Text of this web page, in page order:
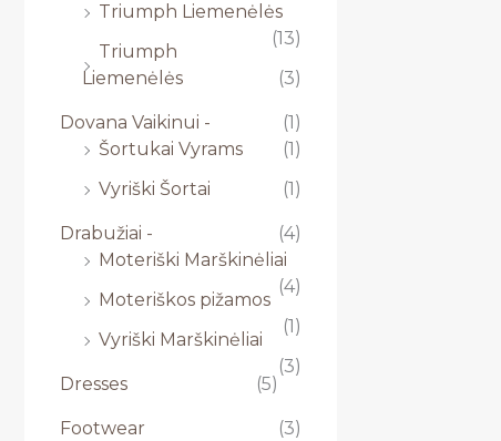
Triumph Liemenėlės
(13)
Triumph
Liemenėlės
(3)
Dovana Vaikinui -
(1)
Šortukai Vyrams
(1)
Vyriški Šortai
(1)
Drabužiai -
(4)
Moteriški Marškinėliai
(4)
Moteriškos pižamos
(1)
Vyriški Marškinėliai
(3)
Dresses
(5)
Footwear (3)